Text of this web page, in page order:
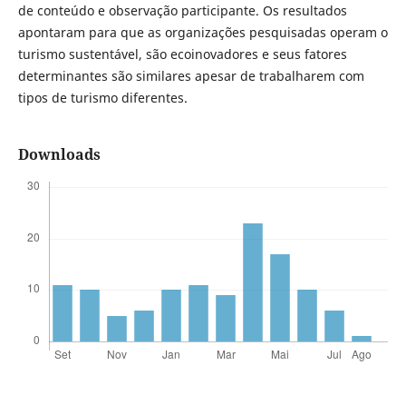
de conteúdo e observação participante. Os resultados
apontaram para que as organizações pesquisadas operam o
turismo sustentável, são ecoinovadores e seus fatores
determinantes são similares apesar de trabalharem com
tipos de turismo diferentes.
Downloads